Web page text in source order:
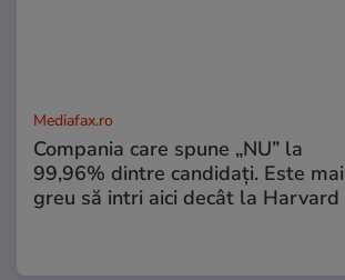
Mediafax.ro
Compania care spune „NU” la
99,96% dintre candidați. Este mai
greu să intri aici decât la Harvard